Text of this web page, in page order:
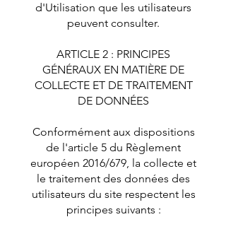
d'Utilisation que les utilisateurs
peuvent consulter.
ARTICLE 2 : PRINCIPES
GÉNÉRAUX EN MATIÈRE DE
COLLECTE ET DE TRAITEMENT
DE DONNÉES
Conformément aux dispositions
de l'article 5 du Règlement
européen 2016/679, la collecte et
le traitement des données des
utilisateurs du site respectent les
principes suivants :